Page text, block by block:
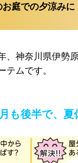
お庭での夕涼み
、神奈川県伊勢
テムです。
も後半で、